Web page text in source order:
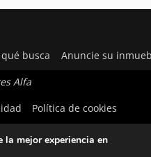
busca Anuncie su
Alfa
Política de cookies
mejor experiencia en